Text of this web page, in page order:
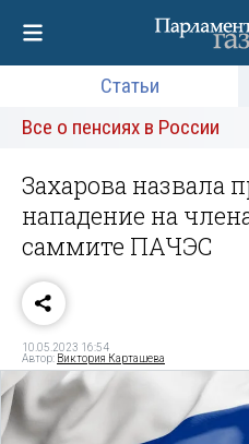
Статьи
Все о пенсиях в России
Захарова назвала
нападение на
саммите ПАЧЭС
10.05.2023 16:54
Автор: Виктория Карташева